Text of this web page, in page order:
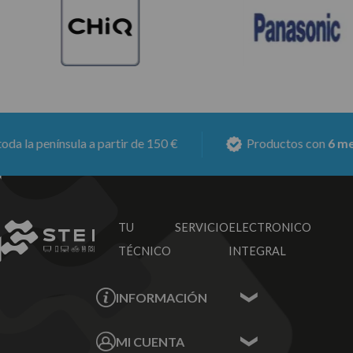
a partir de 150 € Productos con6 meses
TU SERVICIO
TÉCNICO
ELECTRONICO
INTEGRAL
INFORMACIÓN
Sobre nosotros
MI CUENTA